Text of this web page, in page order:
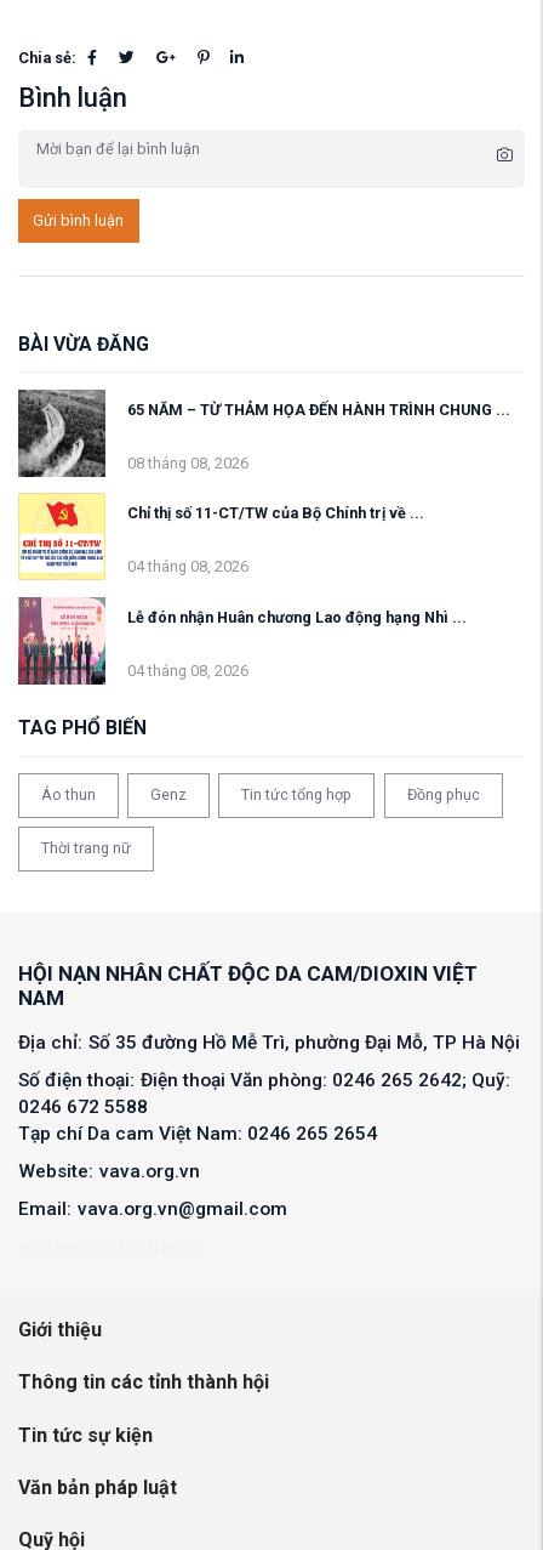
Chia sẻ:
Bình luận
Gửi bình luận
BÀI VỪA ĐĂNG
65 NĂM – TỪ THẢM HỌA ĐẾN HÀNH TRÌNH CHUNG ...
08 tháng 08, 2026
Chỉ thị số 11-CT/TW của Bộ Chính trị về ...
04 tháng 08, 2026
Lễ đón nhận Huân chương Lao động hạng Nhì ...
04 tháng 08, 2026
TAG PHỔ BIẾN
Áo thun Genz Tin tức tổng hợp Đồng phục
Thời trang nữ
HỘI NẠN NHÂN CHẤT ĐỘC DA CAM/DIOXIN VIỆT
NAM
Địa chỉ: Số 35 đường Hồ Mễ Trì, phường Đại Mỗ, TP Hà Nội
Số điện thoại: Điện thoại Văn phòng: 0246 265 2642; Quỹ:
0246 672 5588
Tạp chí Da cam Việt Nam: 0246 265 2654
Website: vava.org.vn
Email: vava.org.vn@gmail.com
Giới thiệu
Thông tin các tỉnh thành hội
Tin tức sự kiện
Văn bản pháp luật
Quỹ hội